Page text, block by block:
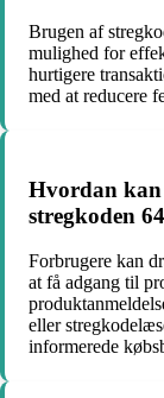
Brugen af
mulighed for
hurtigere
med at reducere
Hvordan
stregkoden
Forbrugere kan
at få adgang til
eller
informerede